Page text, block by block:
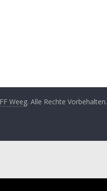
FF Weeg. Alle Rechte Vorbehalten.